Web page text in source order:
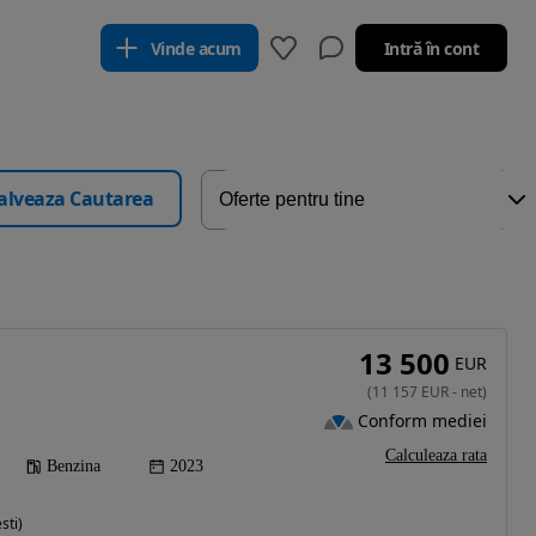
Vinde acum Intră în cont
Cautarea
Benzina 2023
13 500 EUR
(11 157 EUR- net)
Conform mediei
Calculeaza rata